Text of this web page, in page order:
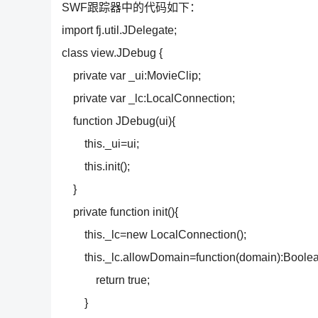
SWF跟踪器中的代码如下：
import fj.util.JDelegate;
class view.JDebug {
private var _ui:MovieClip;
private var _lc:LocalConnection;
function JDebug(ui){
this._ui=ui;
this.init();
}
private function init(){
this._lc=new LocalConnection();
return true;
}